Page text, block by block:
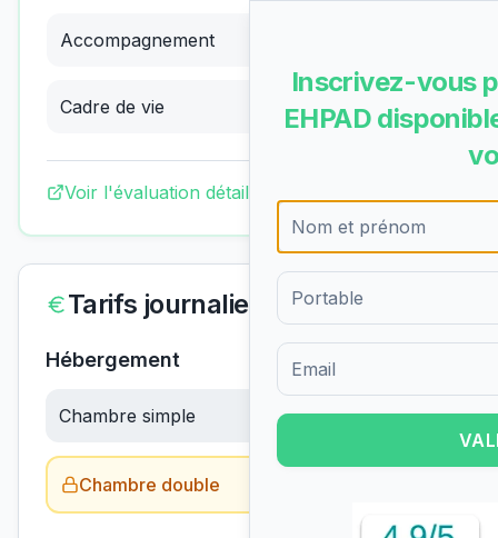
Accompagnement
Cadre de vie 3.13 /4(
Voir l'évaluation détaillée complète
Tarifs journaliers
Hébergement
Chambre simple 116.79€/jour
Chambre double
Inscrivez-vous
EHPAD
Formulaire d'inscription pour